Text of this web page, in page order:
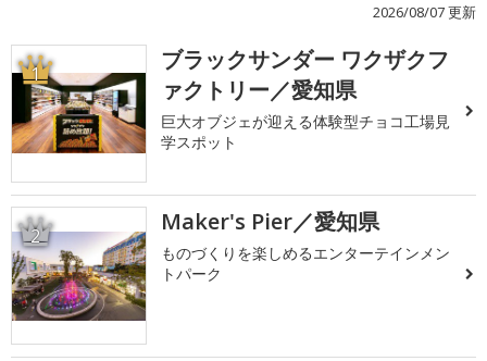
2026/08/07 更新
1
ブラックサンダー ワクザクフ
ァクトリー／愛知県
巨大オブジェが迎える体験型チョコ工場見
学スポット
2 Maker's Pier／愛知県
ものづくりを楽しめるエンターテインメン
トパーク